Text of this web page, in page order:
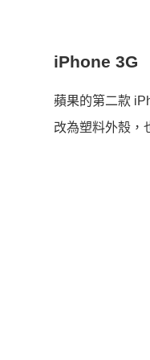
iPhone 3G
蘋果的第二款
改為塑料外殼，